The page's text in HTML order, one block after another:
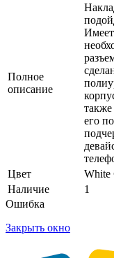
Полное
описание
его
Цвет
White
Наличие
1
Ошибка
Закрыть окно